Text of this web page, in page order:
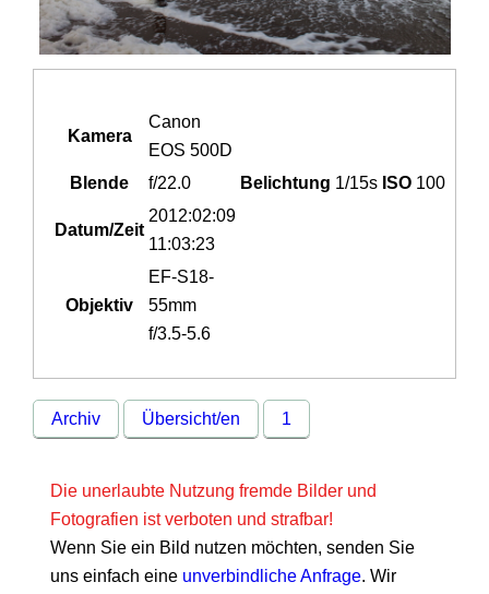
Kamera
Canon
EOS 500D
Blende
f/22.0 Belichtung 1/15s ISO 100
Datum/Zeit
2012:02:09
11:03:23
Objektiv
EF-S18-
55mm
f/3.5-5.6
Archiv Übersicht/en 1
Die unerlaubte Nutzung fremde Bilder und
Fotografien ist verboten und strafbar!
Wenn Sie ein Bild nutzen möchten, senden Sie
uns einfach eine unverbindliche Anfrage. Wir